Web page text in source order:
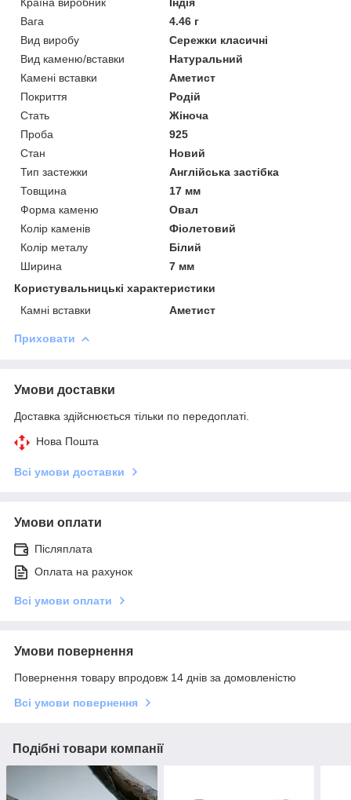
Вага
4.46 г
Вид виробу
Сережки класичні
Вид каменю/вставки
Натуральний
Камені вставки
Аметист
Покриття
Родій
Стать
Жіноча
Проба
925
Стан
Новий
Тип застежки
Англійська застібка
Товщина
17 мм
Форма каменю
Овал
Колір каменів
Фіолетовий
Колір металу
Білий
Ширина
7 мм
Користувальницькі характеристики
Камні вставки
Аметист
Приховати
Умови доставки
Доставка здійснюється тільки по передоплаті.
Нова Пошта
Всі умови доставки
Умови оплати
Післяплата
Оплата на рахунок
Всі умови оплати
Умови повернення
Повернення товару впродовж 14 днів за домовленістю
Всі умови повернення
Подібні товари компанії